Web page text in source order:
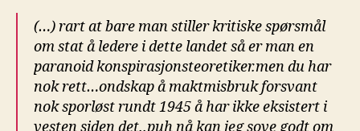
(…) rart at bare man stiller kritiske spørsmål
om stat å ledere i dette landet så er man en
paranoid konspirasjonsteoretiker.men du har
nok rett…ondskap å maktmisbruk forsvant
nok sporløst rundt 1945 å har ikke eksistert i